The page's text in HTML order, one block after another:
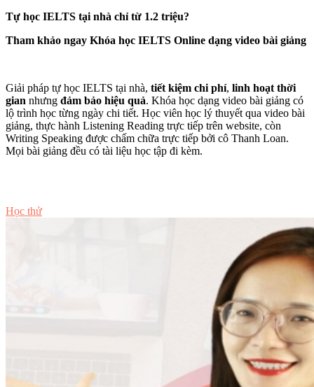
Tự học IELTS tại nhà chỉ từ 1.2 triệu?
Tham khảo ngay Khóa học IELTS Online dạng video bài giảng
Giải pháp tự học IELTS tại nhà, tiết kiệm chi phí, linh hoạt thời
gian nhưng đảm bảo hiệu quả. Khóa học dạng video bài giảng có
lộ trình học từng ngày chi tiết. Học viên học lý thuyết qua video bài
giảng, thực hành Listening Reading trực tiếp trên website, còn
Writing Speaking được chấm chữa trực tiếp bởi cô Thanh Loan.
Mọi bài giảng đều có tài liệu học tập đi kèm.
Học thử